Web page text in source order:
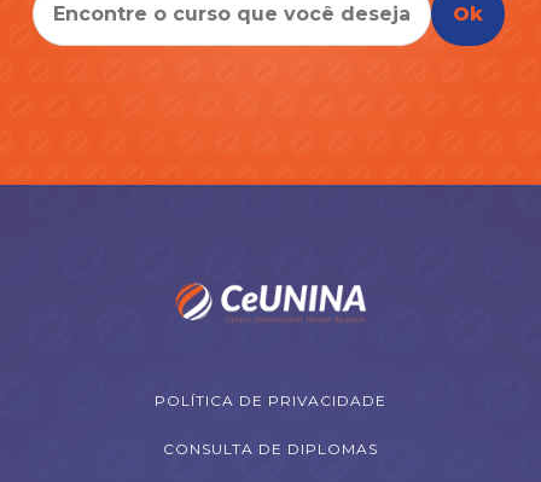
Ok
POLÍTICA DE PRIVACIDADE
CONSULTA DE DIPLOMAS